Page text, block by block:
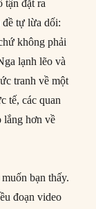
tận đặt ra
tự lừa dối:
không phải
lạnh lẽo và
tranh về một
tế, các quan
lắng hơn về
bạn thấy.
đoạn video